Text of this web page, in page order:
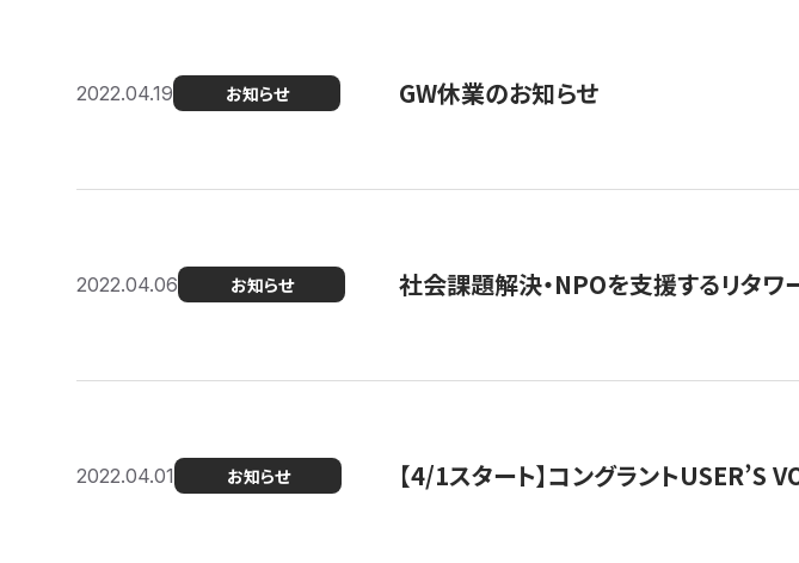
2022.04.19 お知らせ GW休業のお知らせ
2022.04.06 お知らせ 社会課題解決・NPOを支援するリタワ
2022.04.01 お知らせ 【4/1スタート】コングラントUSER’S